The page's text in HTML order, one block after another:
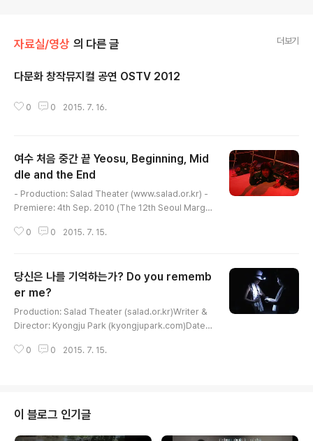
자료실/영상 의 다른 글 더보기
다문화 창작뮤지컬 공연 OSTV 2012
0 0 2015. 7. 16.
여수 처음 중간 끝 Yeosu, Beginning, Mid
dle and the End
- Production: Salad Theater (www.salad.or.kr) -
Premiere: 4th Sep. 2010 (The 12th Seoul Margin
ater_Small Hall - Duration: 90 minutes - Writer &
tor: Sungsuk Suk - Assistant Director: Jihye Yu -
Documentary Video: Kyongju Park, Kyaw Naion
0 0 2015. 7. 15.
당신은 나를 기억하는가? Do you rememb
er me?
Production: Salad Theater (salad.or.kr)Writer &
Director: Kyongju Park (kyongjupark.com)Date:
aDuration: 20min.Translation: Hayan ChunCast:
0 0 2015. 7. 15.
이 블로그 인기글